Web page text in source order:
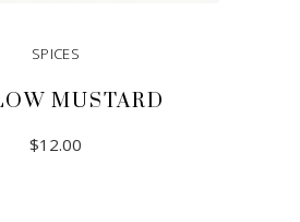
SPICES
MUSTARD
$12.00